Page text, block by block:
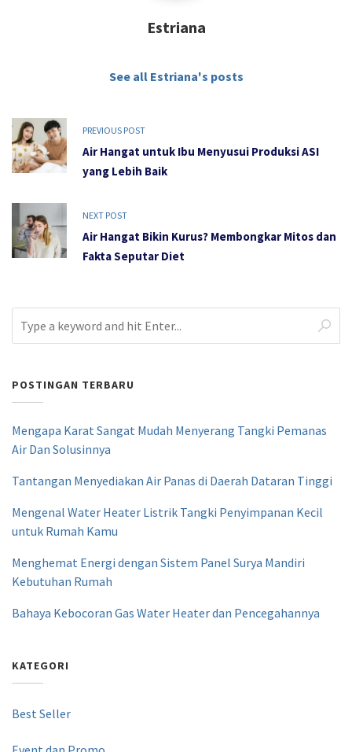
Estriana
See all Estriana's posts
PREVIOUS POST
Air Hangat untuk Ibu Menyusui Produksi ASI
yang Lebih Baik
NEXT POST
Air Hangat Bikin Kurus? Membongkar Mitos dan
Fakta Seputar Diet
POSTINGAN TERBARU
Mengapa Karat Sangat Mudah Menyerang Tangki Pemanas
Air Dan Solusinnya
Tantangan Menyediakan Air Panas di Daerah Dataran Tinggi
Mengenal Water Heater Listrik Tangki Penyimpanan Kecil
untuk Rumah Kamu
Menghemat Energi dengan Sistem Panel Surya Mandiri
Kebutuhan Rumah
Bahaya Kebocoran Gas Water Heater dan Pencegahannya
KATEGORI
Best Seller